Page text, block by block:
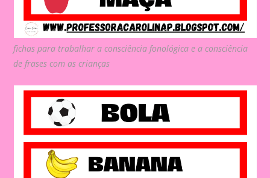
fichas para trabalhar a consciência fonológica e a consciência
de frases com as crianças